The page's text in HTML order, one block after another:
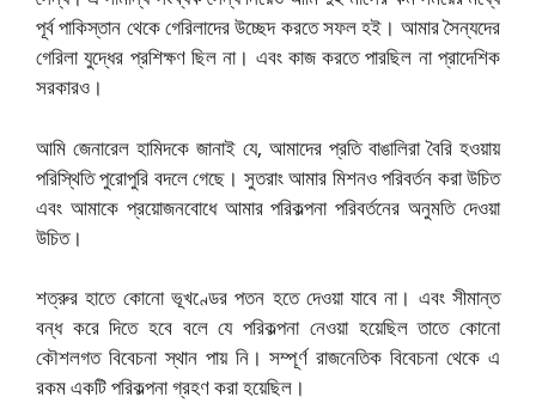
পূর্ব পাকিস্তান থেকে গেরিলাদের উচ্ছেদ করতে সফল হই। আমার সৈন্যদের
গেরিলা যুদ্ধের প্রশিক্ষণ ছিল না। এবং কাজ করতে পারছিল না প্রাদেশিক
সরকারও।
আমি জেনারেল হামিদকে জানাই যে, আমাদের প্রতি বাঙালিরা বৈরি হওয়ায়
পরিস্থিতি পুরোপুরি বদলে গেছে। সুতরাং আমার মিশনও পরিবর্তন করা উচিত
এবং আমাকে প্রয়োজনবোধে আমার পরিকল্পনা পরিবর্তনের অনুমতি দেওয়া
উচিত।
শত্রুর হাতে কোনো ভূখণ্ডের পতন হতে দেওয়া যাবে না। এবং সীমান্ত
বন্ধ করে দিতে হবে বলে যে পরিকল্পনা নেওয়া হয়েছিল তাতে কোনো
কৌশলগত বিবেচনা স্থান পায় নি। সম্পূর্ণ রাজনেতিক বিবেচনা থেকে এ
রকম একটি পরিকল্পনা গ্রহণ করা হয়েছিল।